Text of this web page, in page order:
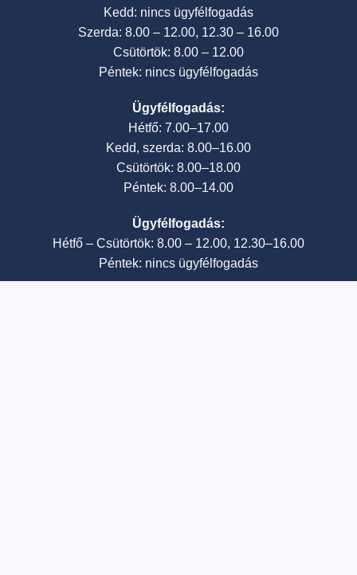
Kedd: nincs ügyfélfogadás
Szerda: 8.00 – 12.00, 12.30 – 16.00
Csütörtök: 8.00 – 12.00
Péntek: nincs ügyfélfogadás
Ügyfélfogadás:
Hétfő: 7.00–17.00
Kedd, szerda: 8.00–16.00
Csütörtök: 8.00–18.00
Péntek: 8.00–14.00
Ügyfélfogadás:
Hétfő – Csütörtök: 8.00 – 12.00, 12.30–16.00
Péntek: nincs ügyfélfogadás